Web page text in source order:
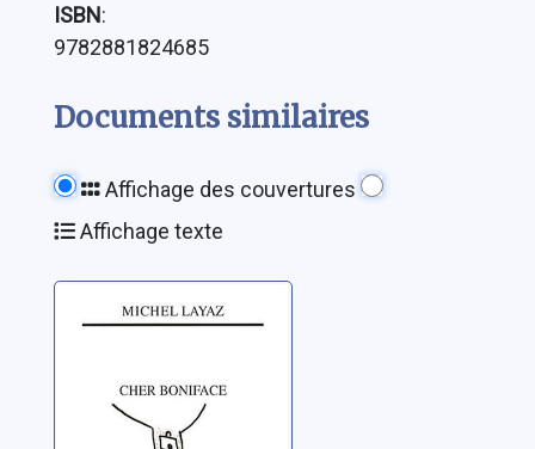
ISBN:
9782881824685
Documents similaires
Affichage des couvertures
Affichage texte
Cher Boniface